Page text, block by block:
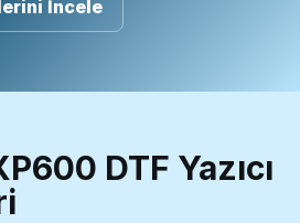
İncele
DTF Yazıcı